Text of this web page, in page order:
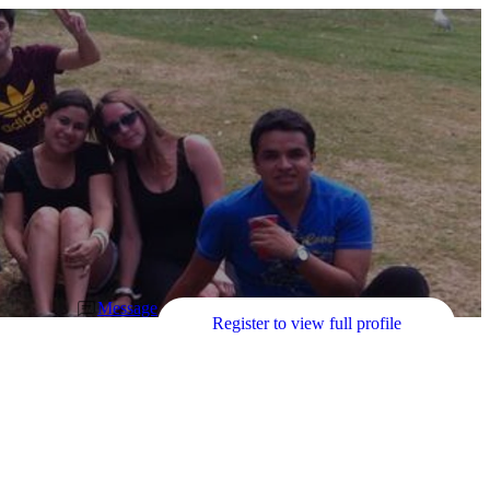
Message
Register to view full profile